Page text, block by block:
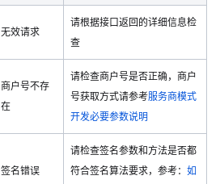
无效请求
请根据接口返回的详细信息检
查
商户号不存
在
请检查商户号是否正确，商户
号获取方式请参考服务商模式
开发必要参数说明
签名错误
请检查签名参数和方法是否都
符合签名算法要求，参考： 如